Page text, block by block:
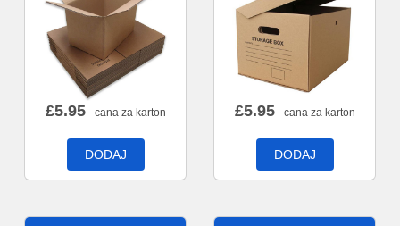
£5.95- cana za karton
DODAJ
£5.95- cana za karton
DODAJ